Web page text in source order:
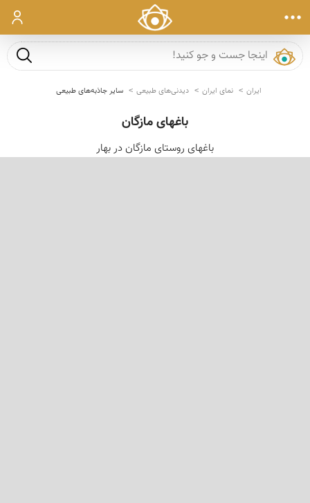
ورود
جست و
ایران نمای ایران دیدنی‌های طبیعی سایر جاذبه‌های طبیعی
باغهای مازگان
باغهای روستای مازگان در بهار